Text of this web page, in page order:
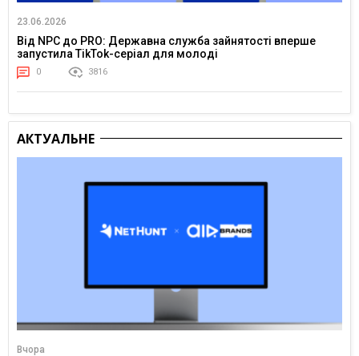
23.06.2026
Від NPC до PRO: Державна служба зайнятості вперше
запустила TikTok-серіал для молоді
0 3816
АКТУАЛЬНЕ
Вчора